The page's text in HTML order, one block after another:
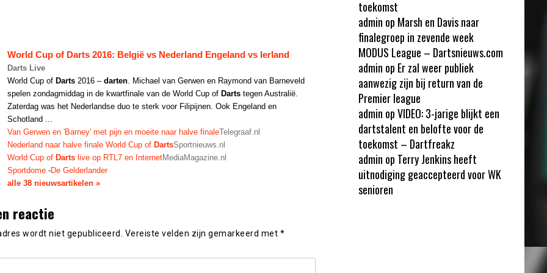
World Cup of Darts2016: België vs Nederland Engeland vs Ierland
Darts Live
World Cup of Darts2016 – darten. Michael van Gerwen en Raymond van Barneveld
spelen zondagmiddag in de kwartfinale van de World Cup of Dartstegen Australië.
Zaterdag was het Nederlandse duo te sterk voor Filipijnen. Ook Engeland en
Schotland ...
Van Gerwen en 'Barney' met pijn en moeite naar halve finaleTelegraaf.nl
Nederland naar halve finale World Cup of DartsSportnieuws.nl
World Cup of Dartslive op RTL7 en InternetMediaMagazine.nl
Sportdome-De Gelderlander
alle 38 nieuwsartikelen »
reactie
wordt niet gepubliceerd. Vereiste velden zijn gemarkeerd met *
toekomst
admin op Marsh en Davis naar
finalegroep in zevende week
MODUS League – Dartsnieuws.com
admin op Er zal weer publiek
aanwezig zijn bij return van de
Premier league
admin opVIDEO: 3-jarige blijkt een
dartstalent en belofte voor de
toekomst – Dartfreakz
admin op Terry Jenkins heeft
uitnodiging geaccepteerd voor WK
senioren